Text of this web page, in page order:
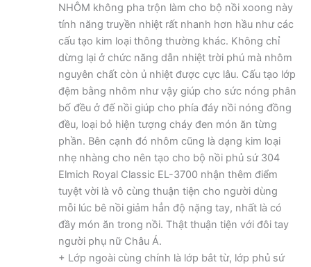
NHÔM không pha trộn làm cho bộ nồi xoong này
tính năng truyền nhiệt rất nhanh hơn hầu như các
cấu tạo kim loại thông thường khác. Không chỉ
dừng lại ở chức năng dẫn nhiệt trời phú mà nhôm
nguyên chất còn ủ nhiệt được cực lâu. Cấu tạo lớp
đệm bằng nhôm như vậy giúp cho sức nóng phân
bố đều ở đế nồi giúp cho phía đáy nồi nóng đồng
đều, loại bỏ hiện tượng cháy đen món ăn từng
phần. Bên cạnh đó nhôm cũng là dạng kim loại
nhẹ nhàng cho nên tạo cho bộ nồi phủ sứ 304
Elmich Royal Classic EL-3700 nhận thêm điểm
tuyệt vời là vô cùng thuận tiện cho người dùng
mỗi lúc bê nồi giảm hẳn độ nặng tay, nhất là có
đầy món ăn trong nồi. Thật thuận tiện với đôi tay
người phụ nữ Châu Á.
+ Lớp ngoài cùng chính là lớp bắt từ, lớp phủ sứ